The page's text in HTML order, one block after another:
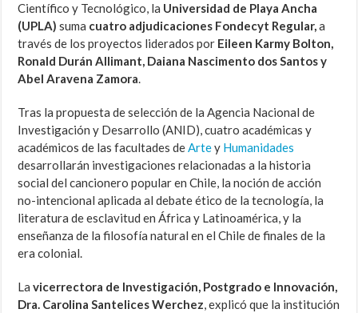
Científico y Tecnológico, la Universidad de Playa Ancha
(UPLA) suma cuatro adjudicaciones Fondecyt Regular,a
través de los proyectos liderados por Eileen Karmy Bolton,
Ronald Durán Allimant, Daiana Nascimento dos Santos y
Abel Aravena Zamora.
Tras la propuesta de selección de la Agencia Nacional de
Investigación y Desarrollo (ANID), cuatro académicas y
académicos de las facultades deArtey Humanidades
desarrollarán investigaciones relacionadas a la historia
social del cancionero popular en Chile, la noción de acción
no-intencional aplicada al debate ético de la tecnología, la
literatura de esclavitud en África y Latinoamérica, y la
enseñanza de la filosofía natural en el Chile de finales de la
era colonial.
Lavicerrectora de Investigación, Postgrado e Innovación,
Dra. Carolina Santelices Werchez, explicó que la institución